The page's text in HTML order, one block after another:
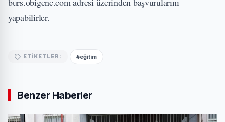
yapabilirler.
ETIKETLER: #eğitim
Benzer Haberler